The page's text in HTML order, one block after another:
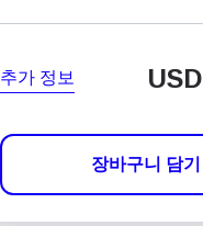
추가 정보 USD
장바구니 담기